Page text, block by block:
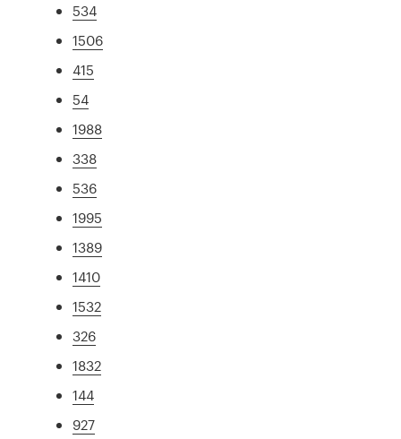
534
1506
415
54
1988
338
536
1995
1389
1410
1532
326
1832
144
927